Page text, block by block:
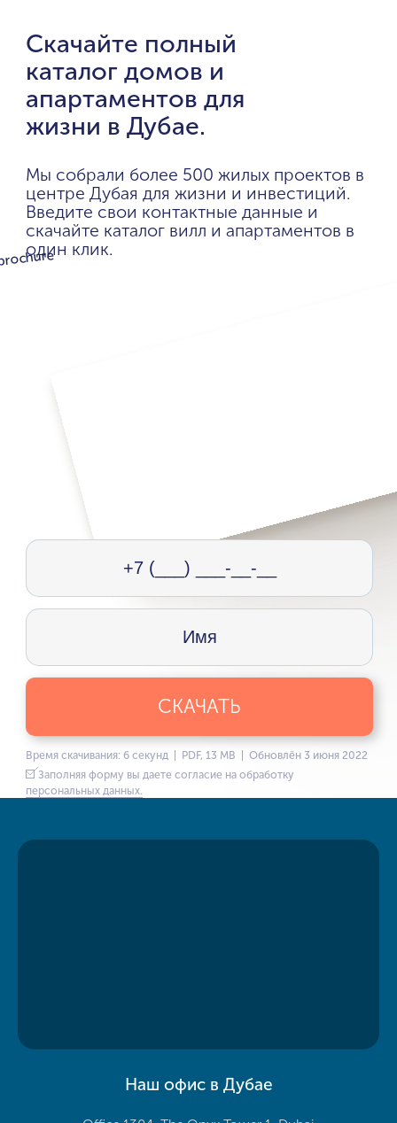
Скачайте полный
каталог домов и
апартаментов для
жизни в Дубае.
Мы собрали более 500 жилых проектов в
центре Дубая для жизни и инвестиций.
Введите свои контактные данные и
скачайте каталог вилл и апартаментов в
один клик.
СКАЧАТЬ
Время скачивания: 6 секунд | PDF, 13 MB | Обновлён 3 июня 2022
Заполняя форму вы даете согласие на обработку
персональных данных.
Наш офис в Дубае